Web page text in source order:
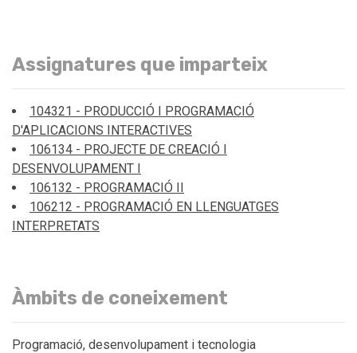
Assignatures que imparteix
104321 - PRODUCCIÓ I PROGRAMACIÓ
D'APLICACIONS INTERACTIVES
106134 - PROJECTE DE CREACIÓ I
DESENVOLUPAMENT I
106132 - PROGRAMACIÓ II
106212 - PROGRAMACIÓ EN LLENGUATGES
INTERPRETATS
Àmbits de coneixement
Programació, desenvolupament i tecnologia